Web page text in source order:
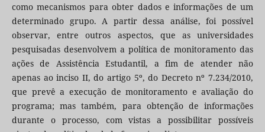
como mecanismos para obter dados e informações de um
determinado grupo. A partir dessa análise, foi possível
observar, entre outros aspectos, que as universidades
pesquisadas desenvolvem a política de monitoramento das
ações de Assistência Estudantil, a fim de atender não
apenas ao inciso II, do artigo 5º, do Decreto nº 7.234/2010,
que prevê a execução de monitoramento e avaliação do
programa; mas também, para obtenção de informações
durante o processo, com vistas a possibilitar possíveis